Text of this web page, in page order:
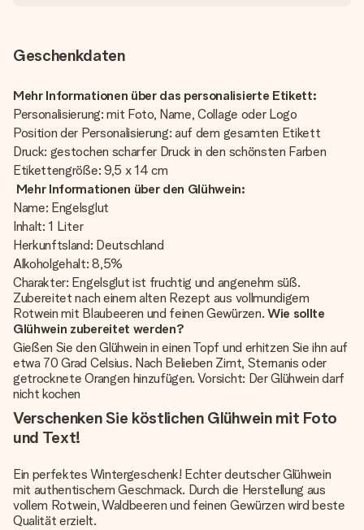
Geschenkdaten
Mehr Informationen über das personalisierte Etikett:
Personalisierung: mit Foto, Name, Collage oder Logo
Position der Personalisierung: auf dem gesamten Etikett
Druck: gestochen scharfer Druck in den schönsten Farben
Etikettengröße: 9,5 x 14 cm
Mehr Informationen über den Glühwein:
Name: Engelsglut
Inhalt: 1 Liter
Herkunftsland: Deutschland
Alkoholgehalt: 8,5%
Charakter: Engelsglut ist fruchtig und angenehm süß.
Zubereitet nach einem alten Rezept aus vollmundigem
Rotwein mit Blaubeeren und feinen Gewürzen. Wie sollte
Glühwein zubereitet werden?
Gießen Sie den Glühwein in einen Topf und erhitzen Sie ihn auf
etwa 70 Grad Celsius. Nach Belieben Zimt, Sternanis oder
getrocknete Orangen hinzufügen. Vorsicht: Der Glühwein darf
nicht kochen
Verschenken Sie köstlichen Glühwein mit Foto
und Text!
Ein perfektes Wintergeschenk! Echter deutscher Glühwein
mit authentischem Geschmack. Durch die Herstellung aus
vollem Rotwein, Waldbeeren und feinen Gewürzen wird beste
Qualität erzielt.